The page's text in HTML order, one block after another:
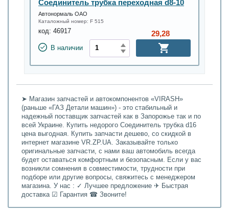
Соединитель трубка переходная d8-10
Автонормаль ОАО
Каталожный номер: F 515
код: 46917
В наличии
29,28
➤ Магазин запчастей и автокомпонентов «VIRASH»
(раньше «ГАЗ Детали машин») - это стабильный и
надежный поставщик запчастей как в Запорожье так и по
всей Украине. Купить недорого Соединитель трубка d16
цена выгодная. Купить запчасти дешево, со скидкой в
интернет магазине VR.ZP.UA. Заказывайте только
оригинальные запчасти, с нами ваш автомобиль всегда
будет оставаться комфортным и безопасным. Если у вас
возникли сомнения в совместимости, трудности при
подборе или другие вопросы, свяжитесь с менеджером
магазина. У нас : ✓ Лучшее предложение ✈ Быстрая
доставка ☑ Гарантия ☎ Звоните!